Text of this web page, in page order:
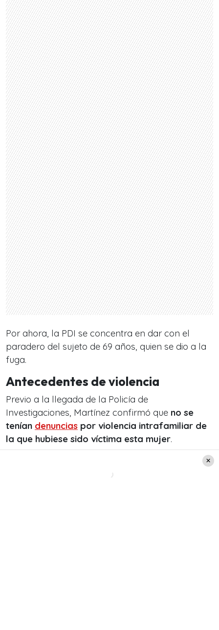
Por ahora, la PDI se concentra en dar con el
paradero del sujeto de 69 años, quien se dio a la
fuga.
Antecedentes de violencia
Previo a la llegada de la Policía de
Investigaciones, Martínez confirmó que no se
tenían denuncias por violencia intrafamiliar de
la que hubiese sido víctima esta mujer.